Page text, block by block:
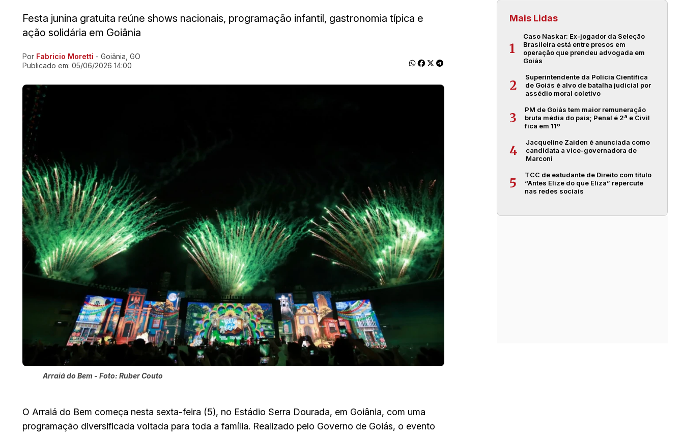
Festa junina gratuita reúne shows nacionais, programação infantil, gastronomia típica e
ação solidária em Goiânia
Ir direto pra matéria
Por Fabricio Moretti - Goiânia, GO
Publicado em: 05/06/2026 14:00
Arraiá do Bem - Foto: Ruber Couto
O Arraiá do Bem começa nesta sexta-feira (5), no Estádio Serra Dourada, em Goiânia, com uma
programação diversificada voltada para toda a família. Realizado pelo Governo de Goiás, o evento
Mais Lidas
1
Caso Naskar: Ex-jogador da Seleção
Brasileira está entre presos em
operação que prendeu advogada em
Goiás
2
Superintendente da Polícia Científica
de Goiás é alvo de batalha judicial por
assédio moral coletivo
3
PM de Goiás tem maior remuneração
bruta média do país; Penal é 2ª e Civil
fica em 11º
4
Jacqueline Zaiden é anunciada como
candidata a vice-governadora de
Marconi
5
TCC de estudante de Direito com título
“Antes Elize do que Eliza” repercute
nas redes sociais